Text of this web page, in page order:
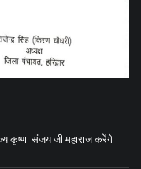
कृष्णा संजय जी महाराज करेंगे